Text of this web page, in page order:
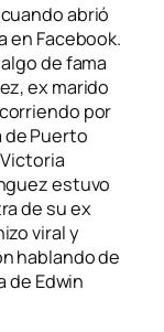
abrió
en Facebook.
de fama
ex marido
por
de Puerto
estuvo
de su ex
viral y
hablando de
de Edwin